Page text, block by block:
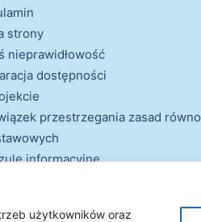
użytkowników oraz
strony
nieprawidłowość
dostępności
przestrzegania zasad
informacyjne